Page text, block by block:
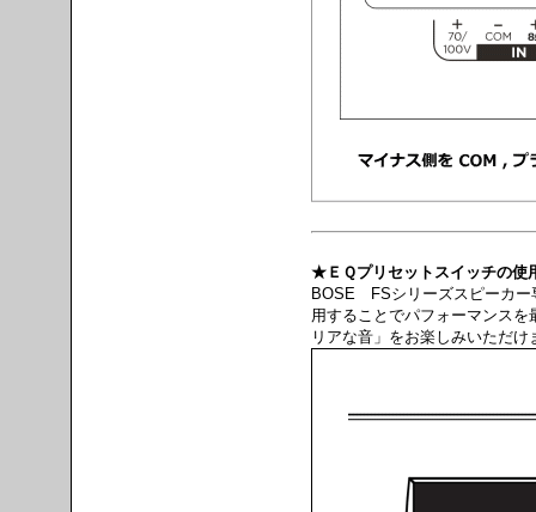
★ＥＱプリセットスイッチの使
BOSE FSシリーズスピーカー
用することでパフォーマンス
リアな音」をお楽しみいただけ